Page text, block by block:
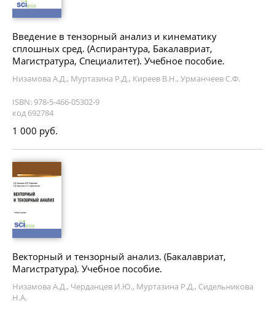
Введение в тензорный анализ и кинематику
сплошных сред. (Аспирантура, Бакалавриат,
Магистратура, Специалитет). Учебное пособие.
Низамова А.Д., Муртазина Р.Д., Киреев В.Н., Урманчеев С.Ф.
ISBN: 978-5-466-05302-9
код 692784
1 000 руб.
Векторный и тензорный анализ. (Бакалавриат,
Магистратура). Учебное пособие.
Низамова А.Д., Черданцев И.Ю., Муртазина Р.Д., Сидельникова
Н.А.